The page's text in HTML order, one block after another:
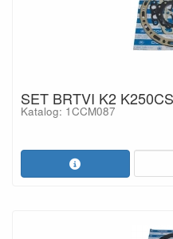
SET BRTVI K2
Katalog: 1CCM087